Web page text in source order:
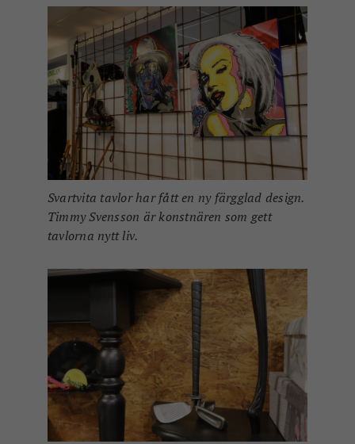
Svartvita tavlor har fått en ny färgglad design.
Timmy Svensson är konstnären som gett
tavlorna nytt liv.